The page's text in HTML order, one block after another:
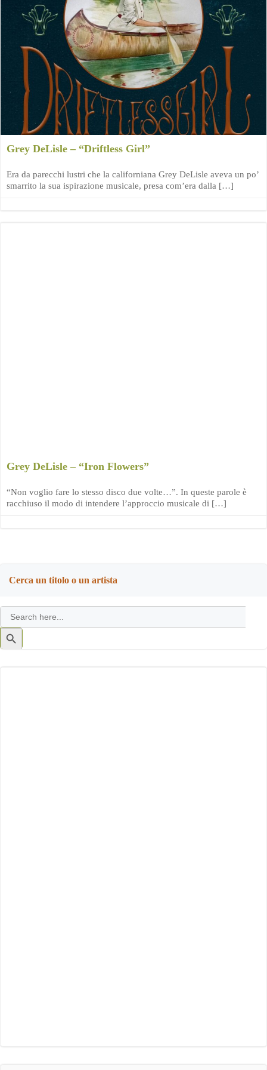
Grey DeLisle – “Driftless Girl”
Era da parecchi lustri che la californiana Grey DeLisle aveva un po’
smarrito la sua ispirazione musicale, presa com’era dalla […]
Grey DeLisle – “Iron Flowers”
“Non voglio fare lo stesso disco due volte…”. In queste parole è
racchiuso il modo di intendere l’approccio musicale di […]
Cerca un titolo o un artista
Search
for:
Search
Button